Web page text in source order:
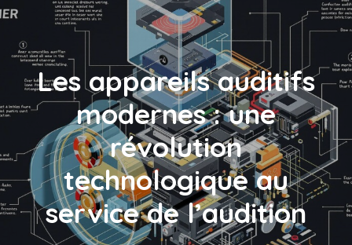
Contact réseau
Les appareils auditifs
modernes : une
révolution
technologique au
service de l’audition